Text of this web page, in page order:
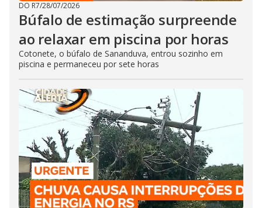
DO R7/28/07/2026
Búfalo de estimação surpreende
ao relaxar em piscina por horas
Cotonete, o búfalo de Sananduva, entrou sozinho em
piscina e permaneceu por sete horas